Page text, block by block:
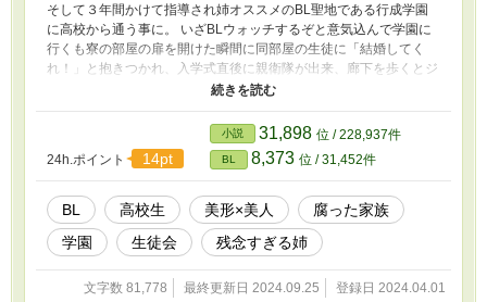
そして３年間かけて指導され姉オススメのBL聖地である行成学園
に高校から通う事に。 いざBLウォッチするぞと意気込んで学園に
行くも寮の部屋の扉を開けた瞬間に同部屋の生徒に「結婚してく
れ！」と抱きつかれ、入学式直後に親衛隊が出来、廊下を歩くとジ
ロジロ見られ目立ちすぎてウォッチ出来ない！ 山の中にある学校
で獣がいるからと空手を習ったのに披露している相手は獣じゃなく
て人なんですけど⁉ 美人すぎてうまくBLウォッチが出来ずウォッチ
される側になってしまう真原くんのお話。 小説家になろうに同時
投稿していますが、こちらにだけAIイラストを載せる予定。
24h.ポイント 14pt
小説 31,898 位 / 228,937件
BL 8,373 位 / 31,452件
BL 高校生 美形×美人
腐った家族
学園
生徒会 残念すぎる姉
文字数 81,778 最終更新日 2024.09.25 登録日 2024.04.01